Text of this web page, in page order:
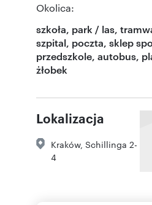
Okolica:
szkoła, park / las,
szpital, poczta, sklep
przedszkole, autobus,
żłobek
Lokalizacja
Kraków, Schillinga 2-
4